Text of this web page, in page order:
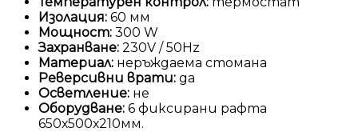
Изолация: 60 мм
Мощност: 300 W
Захранване: 230V / 50Hz
Материал: неръждаема стомана
Реверсивни врати: да
Осветление: не
Оборудване: 6 фиксирани рафта
650х500х210мм.